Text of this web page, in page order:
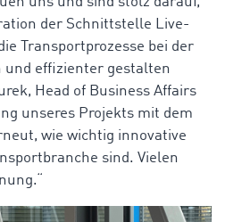
der Schnittstelle Live-
Transportprozesse bei der
und effizienter gestalten
Head of Business Affairs
unseres Projekts mit dem
wie wichtig innovative
sind. Vielen